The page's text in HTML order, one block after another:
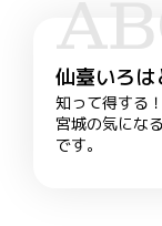
仙臺いろは
知って得する
宮城の気にな
です。